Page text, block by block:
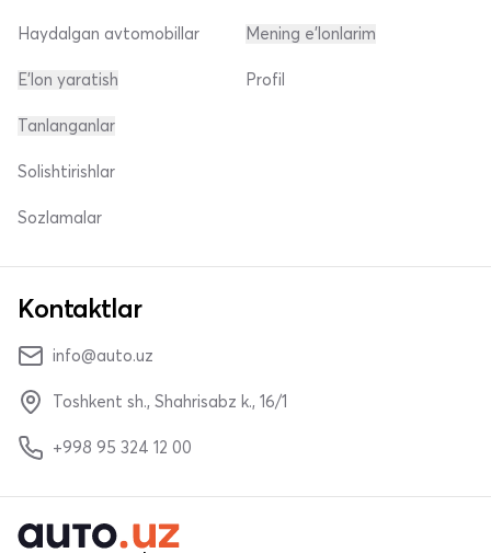
Haydalgan avtomobillar
E'lon yaratish
Mening e'lonlarim
Profil
Tanlanganlar
Solishtirishlar
Sozlamalar
Kontaktlar
info@auto.uz
Toshkent sh., Shahrisabz k., 16/1
+998 95 324 12 00